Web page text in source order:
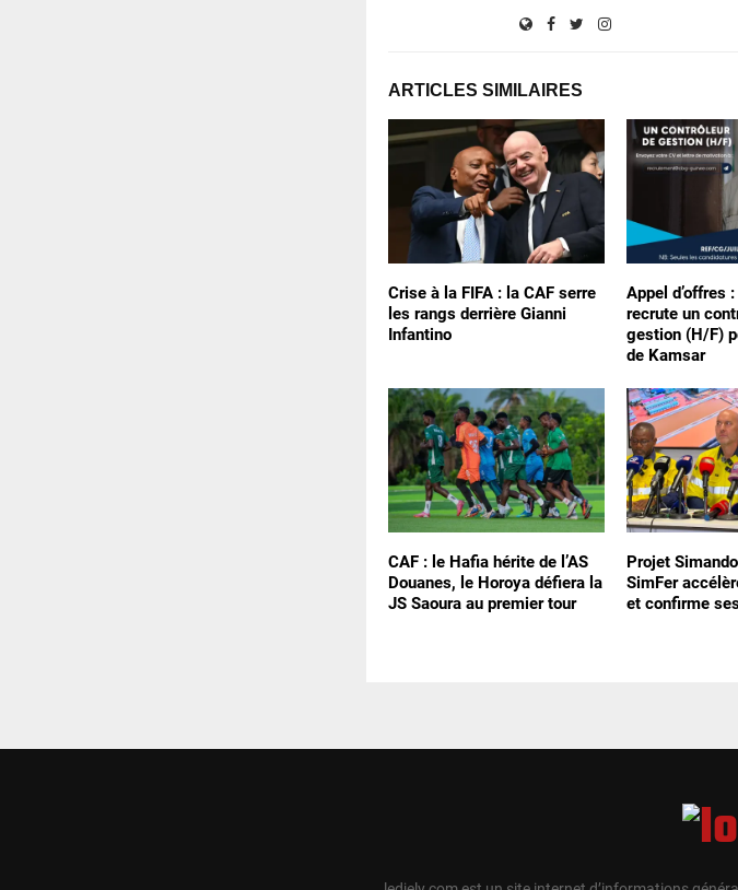
ARTICLES SIMILAIRES
Crise à la FIFA : la CAF serre
les rangs derrière Gianni
Infantino
Appel d’offres
recrute un
gestion (H/F)
de Kamsar
CAF : le Hafia hérite de l’AS
Douanes, le Horoya défiera la
JS Saoura au premier tour
Projet
SimFer
et confirme